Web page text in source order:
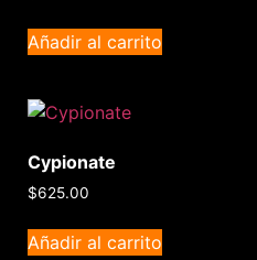
Añadir al carrito
Cypionate
$625.00
Añadir al carrito